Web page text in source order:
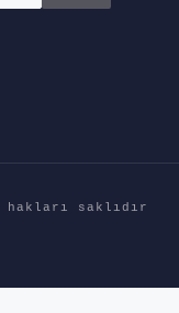
hakları saklıdır